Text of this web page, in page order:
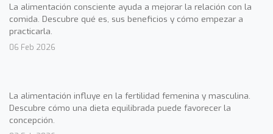
La alimentación consciente ayuda a mejorar la relación con la
comida. Descubre qué es, sus beneficios y cómo empezar a
practicarla.
06 Feb 2026
La alimentación influye en la fertilidad femenina y masculina.
Descubre cómo una dieta equilibrada puede favorecer la
concepción.